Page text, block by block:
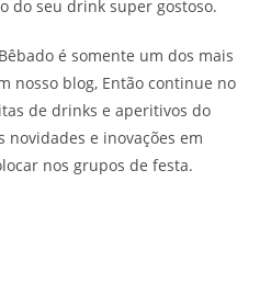
do seu drink super gostoso.
é somente um dos mais
nosso blog, Então continue no
de drinks e aperitivos do
novidades e inovações em
nos grupos de festa.